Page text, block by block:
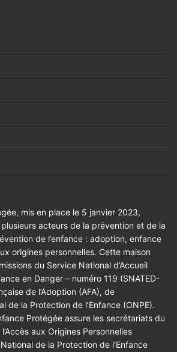
mis en place le 5 janvier 2023,
acteurs de la prévention et de la
de l’enfance : adoption, enfance
origines personnelles. Cette maison
du Service National d’Accueil
en Danger – numéro 119 (SNATED-
de l’Adoption (AFA), de
de la Protection de l’Enfance (ONPE).
Protégée assure les secrétariats du
aux Origines Personnelles
de la Protection de l’Enfance